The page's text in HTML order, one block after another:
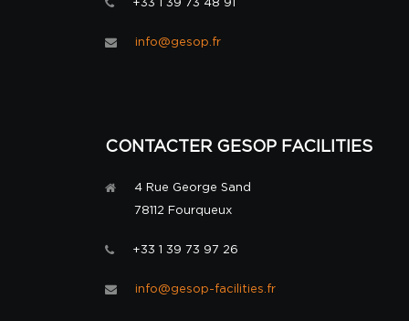
+33 1 39 73 48 91
info@gesop.fr
CONTACTER GESOP FACILITIES
4 Rue George Sand
78112 Fourqueux
+33 1 39 73 97 26
info@gesop-facilities.fr